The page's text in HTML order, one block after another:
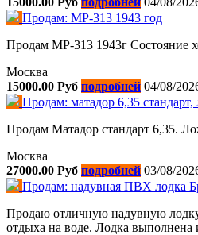
Продам: МР-313 1943 год
Продам МР-313 1943г Состояние
Москва
15000.00 Руб подробней 04/08/
Продам: матадор 6,35 стандарт,
Продам Матадор стандарт 6,35.
Москва
27000.00 Руб подробней 03/08/
Продам: надувная ПВХ лодка
Продаю отличную надувную лодку
отдыха на воде. Лодка